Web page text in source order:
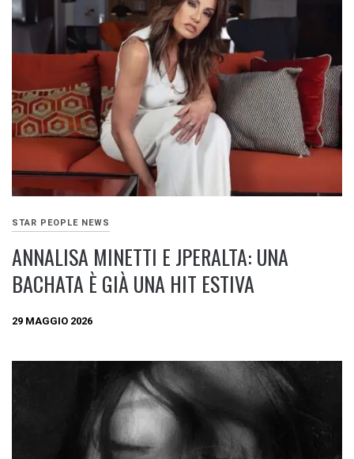
STAR PEOPLE NEWS
ANNALISA MINETTI E JPERALTA: UNA
BACHATA È GIÀ UNA HIT ESTIVA
29 MAGGIO 2026